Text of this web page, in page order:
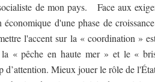
de mon pays. Face aux
économique d'une phase de
l'accent sur la « coordination »
« pêche en haute mer » et le «
d’attention. Mieux jouer le rôle de